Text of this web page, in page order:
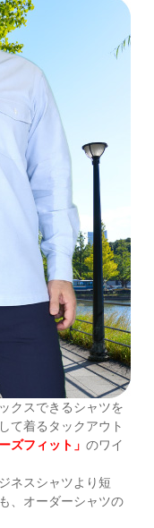
クスできるシャツを
て着るタックアウト
ズフィット」 のワイ
ネスシャツより短
、オーダーシャツの